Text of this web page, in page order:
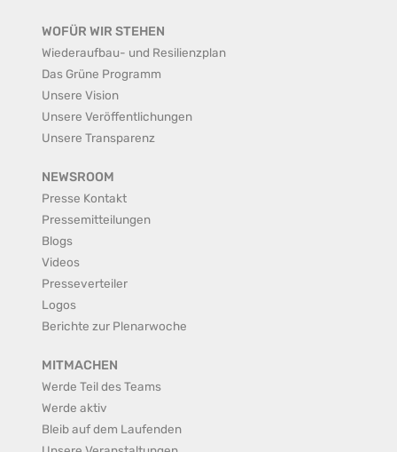
WOFÜR WIR STEHEN
Wiederaufbau- und Resilienzplan
Das Grüne Programm
Unsere Vision
Unsere Veröffentlichungen
Unsere Transparenz
NEWSROOM
Presse Kontakt
Pressemitteilungen
Blogs
Videos
Presseverteiler
Logos
Berichte zur Plenarwoche
MITMACHEN
Werde Teil des Teams
Werde aktiv
Bleib auf dem Laufenden